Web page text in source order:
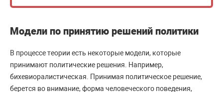
Модели по принятию решений политики
В процессе теории есть некоторые модели, которые
принимают политические решения. Например,
бихевиоралистическая. Принимая политическое решение,
берется во внимание, форма человеческого поведения,